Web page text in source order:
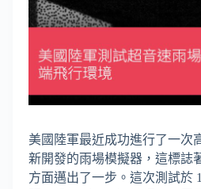
美國陸軍最近成功進行了一次
新開發的雨場模擬器，這標誌
方面邁出了一步。這次測試於